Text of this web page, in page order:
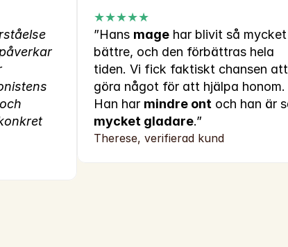
min kropp. Analysen var
★★★★★
”Hans mage har blivit så mycket
bättre, och den förbättras hela
tiden. Vi fick faktiskt chansen att
göra något för att hjälpa honom.
Han har mindre ont
mycket gladare.”
Therese, verifierad kund